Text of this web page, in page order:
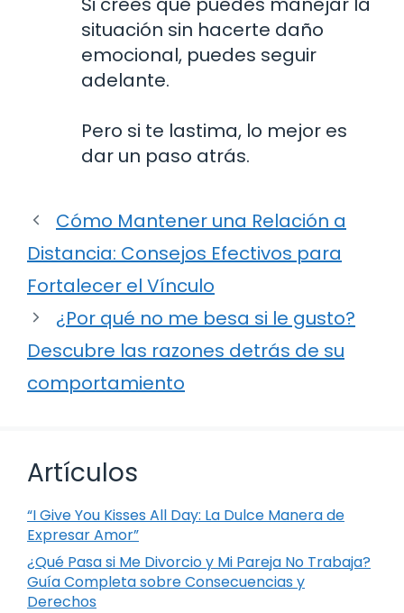
situación sin hacerte daño
emocional, puedes seguir
adelante.
Pero si te lastima, lo mejor es
dar un paso atrás.
Cómo Mantener una Relación a
Distancia: Consejos Efectivos para
Fortalecer el Vínculo
¿Por qué no me besa si le gusto?
Descubre las razones detrás de su
comportamiento
Artículos
“I Give You Kisses All Day: La Dulce Manera de
Expresar Amor”
¿Qué Pasa si Me Divorcio y Mi Pareja No Trabaja?
Guía Completa sobre Consecuencias y
Derechos